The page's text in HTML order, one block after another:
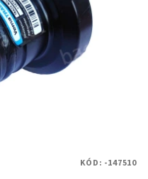
KÓD: -147510